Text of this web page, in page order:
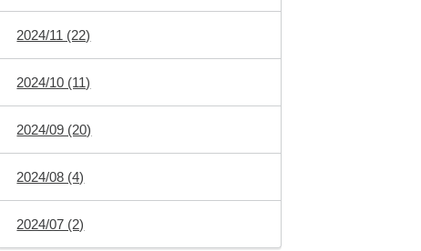
2024/11 (22)
2024/10 (11)
2024/09 (20)
2024/08 (4)
2024/07 (2)